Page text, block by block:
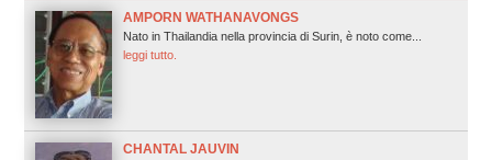
AMPORN WATHANAVONGS
Nato in Thailandia nella provincia di Surin, è noto come...
leggi tutto.
CHANTAL JAUVIN